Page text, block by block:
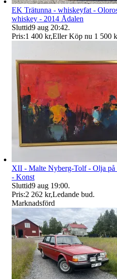
EK Trätunna - whiskeyfat -
whiskey - 2014 Ådalen
Sluttid9 aug 20:42.
Pris:1 400 kr,Eller Köp nu 1 500
XII - Malte Nyberg-Tolf - Olja
- Konst
Sluttid9 aug 19:00.
Pris:2 262 kr,Ledande bud.
Marknadsförd